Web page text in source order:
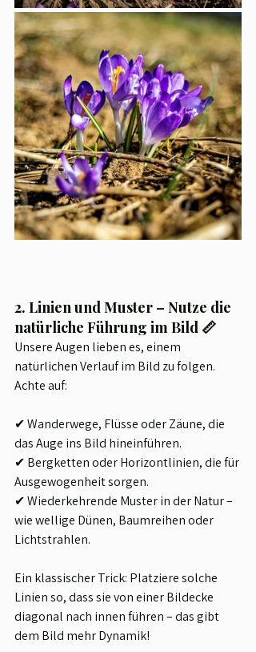
2. Linien und Muster – Nutze die
natürliche Führung im Bild 📏
Unsere Augen lieben es, einem
natürlichen Verlauf im Bild zu folgen.
Achte auf:
✔ Wanderwege, Flüsse oder Zäune, die
das Auge ins Bild hineinführen.
✔ Bergketten oder Horizontlinien, die für
Ausgewogenheit sorgen.
✔ Wiederkehrende Muster in der Natur –
wie wellige Dünen, Baumreihen oder
Lichtstrahlen.
Ein klassischer Trick: Platziere solche
Linien so, dass sie von einer Bildecke
diagonal nach innen führen – das gibt
dem Bild mehr Dynamik!